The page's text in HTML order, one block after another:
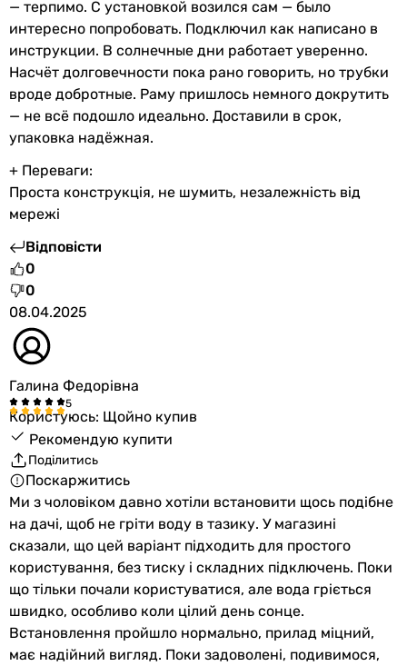
— терпимо. С установкой возился сам — было
интересно попробовать. Подключил как написано в
инструкции. В солнечные дни работает уверенно.
Насчёт долговечности пока рано говорить, но трубки
вроде добротные. Раму пришлось немного докрутить
— не всё подошло идеально. Доставили в срок,
упаковка надёжная.
+ Переваги:
Проста конструкція, не шумить, незалежність від
мережі
Відповісти
0
0
08.04.2025
Галина Федорівна
Користуюсь: Щойно купив
Рекомендую купити
Поділитись
Поскаржитись
Ми з чоловіком давно хотіли встановити щось подібне
на дачі, щоб не гріти воду в тазику. У магазині
сказали, що цей варіант підходить для простого
користування, без тиску і складних підключень. Поки
що тільки почали користуватися, але вода гріється
швидко, особливо коли цілий день сонце.
Встановлення пройшло нормально, прилад міцний,
має надійний вигляд. Поки задоволені, подивимося,